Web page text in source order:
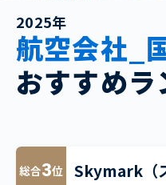
2025年
航空会社_
おすすめ
総合3位 Skymark（